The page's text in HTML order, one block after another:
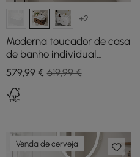
+2
Moderna toucador de casa
de banho individual
flutuante de 80 cm com
tampo de resina de pedra,
lavatório de cerâmica
579,99€ 619,99 €
Venda de cerveja